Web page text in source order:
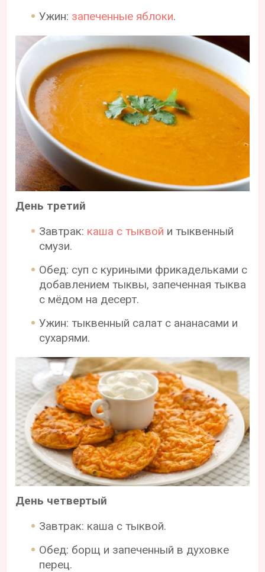
Ужин: запеченные яблоки.
День третий
Завтрак: каша с тыквой и тыквенный
смузи.
Обед: суп с куриными фрикадельками с
добавлением тыквы, запеченная тыква
с мёдом на десерт.
Ужин: тыквенный салат с ананасами и
сухарями.
День четвертый
Завтрак: каша с тыквой.
Обед: борщ и запеченный в духовке
перец.